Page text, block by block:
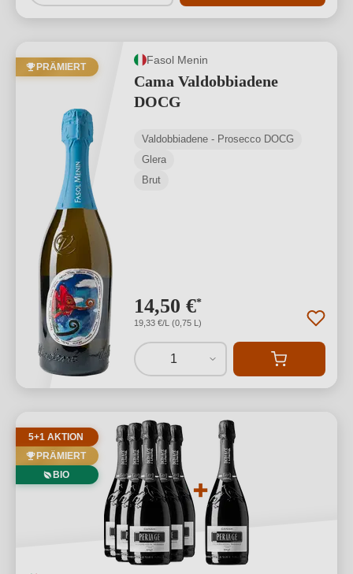
PRÄMIERT
Fasol Menin
Cama Valdobbiadene
DOCG
Valdobbiadene - Prosecco DOCG
Glera
Brut
14,50 €*
19,33 €/L (0,75 L)
1
5+1 AKTION
PRÄMIERT
BIO